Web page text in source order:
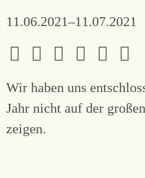
11.06.2021–11.07.2021
Wir haben uns
Jahr nicht auf der
zeigen.